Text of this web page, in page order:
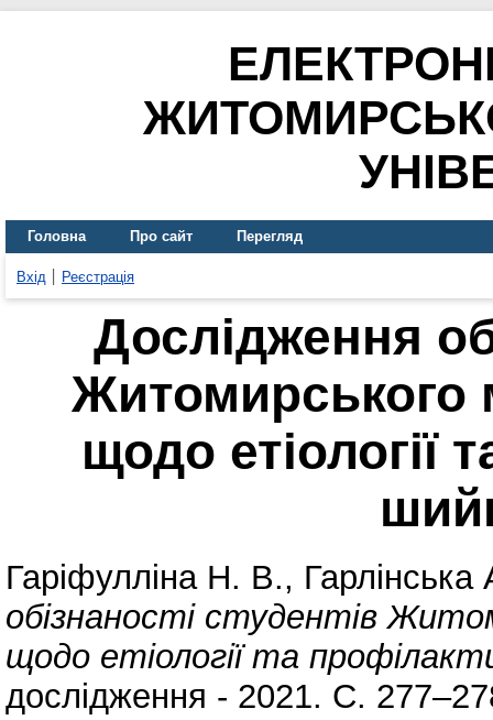
Головна Про сайт Перегляд
Вхід Реєстрація
Дослідження
Житомирського
щодо етіології
Гаріфулліна Н. В.,
обізнаності студентів
щодо етіології та
дослідження - 2021. С.